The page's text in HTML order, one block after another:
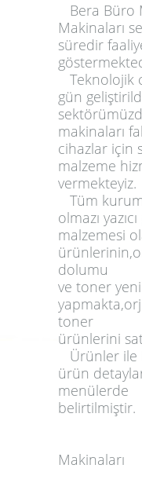
Bera Büro
Makinaları
süredir
Teknolojik
gün
makinaları
cihazlar için
malzeme
vermekteyiz.
Tüm
olmazı
malzemesi
ürünlerinin,
dolumu
ve toner
yapmakta
toner
ürünlerini
Ürünler ile
ürün
menülerde
belirtilmiştir.
Makinaları